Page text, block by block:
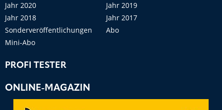
Jahr 2020
Jahr 2019
Jahr 2018
Jahr 2017
Sonderveröffentlichungen
Abo
Mini-Abo
PROFI TESTER
ONLINE-MAGAZIN